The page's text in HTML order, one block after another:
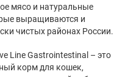
мясо и натуральные
выращиваются и
чистых районах России.
Line Gastrointestinal – это
корм для кошек,